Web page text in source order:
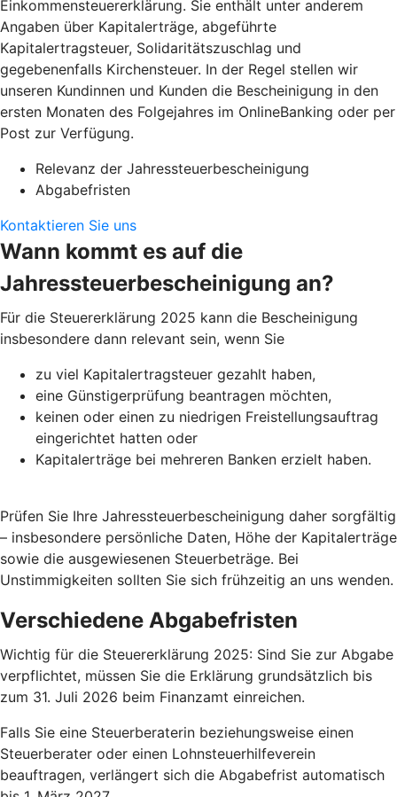
Einkommensteuererklärung. Sie enthält unter anderem
Angaben über Kapitalerträge, abgeführte
Kapitalertragsteuer, Solidaritätszuschlag und
gegebenenfalls Kirchensteuer. In der Regel stellen wir
unseren Kundinnen und Kunden die Bescheinigung in den
ersten Monaten des Folgejahres im OnlineBanking oder per
Post zur Verfügung.
Relevanz der Jahressteuerbescheinigung
Abgabefristen
Kontaktieren Sie uns
Wann kommt es auf die
Jahressteuerbescheinigung an?
Für die Steuererklärung 2025 kann die Bescheinigung
insbesondere dann relevant sein, wenn Sie
zu viel Kapitalertragsteuer gezahlt haben,
eine Günstigerprüfung beantragen möchten,
keinen oder einen zu niedrigen Freistellungsauftrag
eingerichtet hatten oder
Kapitalerträge bei mehreren Banken erzielt haben.
Prüfen Sie Ihre Jahressteuerbescheinigung daher sorgfältig
– insbesondere persönliche Daten, Höhe der Kapitalerträge
sowie die ausgewiesenen Steuerbeträge. Bei
Unstimmigkeiten sollten Sie sich frühzeitig an uns wenden.
Verschiedene Abgabefristen
Wichtig für die Steuererklärung 2025: Sind Sie zur Abgabe
verpflichtet, müssen Sie die Erklärung grundsätzlich bis
zum 31. Juli 2026 beim Finanzamt einreichen.
Falls Sie eine Steuerberaterin beziehungsweise einen
Steuerberater oder einen Lohnsteuerhilfeverein
beauftragen, verlängert sich die Abgabefrist automatisch